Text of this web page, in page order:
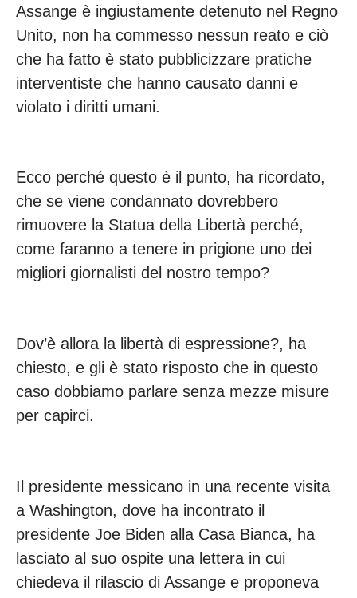
Assange è ingiustamente detenuto nel Regno
Unito, non ha commesso nessun reato e ciò
che ha fatto è stato pubblicizzare pratiche
interventiste che hanno causato danni e
violato i diritti umani.
Ecco perché questo è il punto, ha ricordato,
che se viene condannato dovrebbero
rimuovere la Statua della Libertà perché,
come faranno a tenere in prigione uno dei
migliori giornalisti del nostro tempo?
Dov’è allora la libertà di espressione?, ha
chiesto, e gli è stato risposto che in questo
caso dobbiamo parlare senza mezze misure
per capirci.
Il presidente messicano in una recente visita
a Washington, dove ha incontrato il
presidente Joe Biden alla Casa Bianca, ha
lasciato al suo ospite una lettera in cui
chiedeva il rilascio di Assange e proponeva